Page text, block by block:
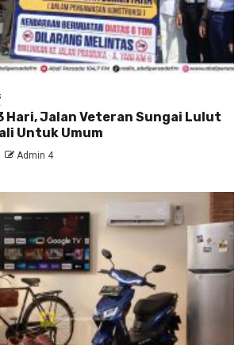
Hari, Jalan Veteran Sungai Lulut
Untuk Umum
Admin 4